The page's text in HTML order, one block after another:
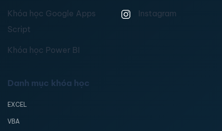
Khóa học Google Apps
Script
Khóa học Power BI
Instagram
Danh mục khóa học
EXCEL
VBA